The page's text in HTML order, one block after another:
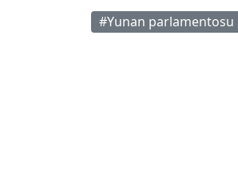
#Yunan parlamentosu